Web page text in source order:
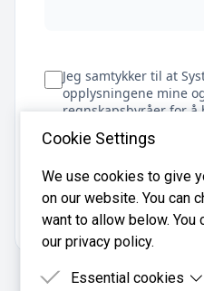
Jeg samtykker til at
opplysningene mine
regnskapsbyråer for å
regnskapsfører
Cookie Settings
We use cookies to give
on our website. You can
want to allow below. You
our privacy policy.
Essential cookies